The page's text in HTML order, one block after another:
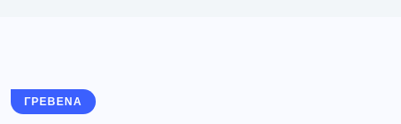
ΓΡΕΒΕΝΑ